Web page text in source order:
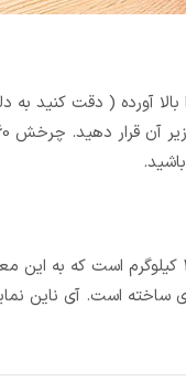
آورده ( دقت کنید
باری ساخته است. آی